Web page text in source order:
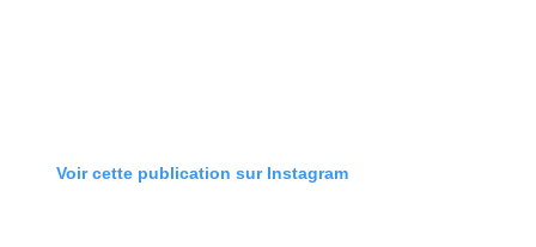
Voir cette publication sur Instagram